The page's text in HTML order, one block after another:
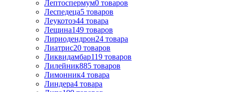
Лептоспермум0 товаров
Леспедеца5 товаров
Леукотоэ44 товара
Лещина149 товаров
Лиpиодендpон24 товара
Лиатрис20 товаров
Ликвидамбар119 товаров
Лилейник885 товаров
Лимонник4 товара
Линдера4 товара